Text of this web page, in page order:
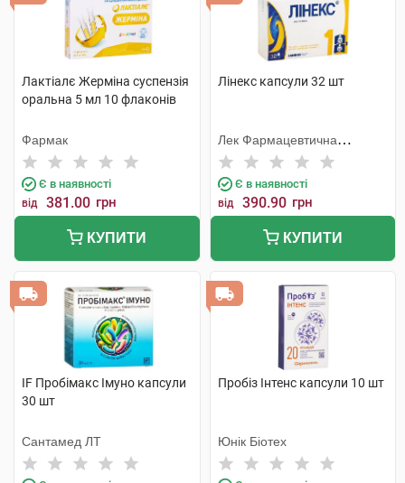
Лактіалє Жерміна суспензія
оральна 5 мл 10 флаконів
Фармак
Є в наявності
від 381.00 грн
КУПИТИ
Лінекс капсули 32 шт
Лек Фармацевтична
компанія
Є в наявності
від 390.90 грн
КУПИТИ
IF Пробімакс Імуно капсули
30 шт
Сантамед ЛТ
Пробіз Інтенс капсули 10 шт
Юнік Біотех